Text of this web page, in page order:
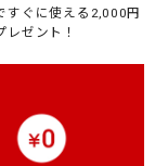
すぐに使える2,000円
レゼント！